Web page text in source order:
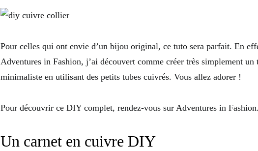
Pour celles qui ont envie d’un bijou original, ce tuto sera parfait. En
Adventures in Fashion, j’ai découvert comme créer très simplement
minimaliste en utilisant des petits tubes cuivrés. Vous allez adorer !
Pour découvrir ce DIY complet, rendez-vous sur Adventures in Fashion.
Un carnet en cuivre DIY